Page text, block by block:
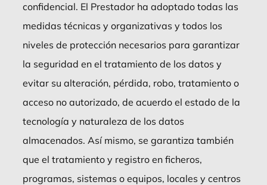
confidencial. El Prestador ha adoptado todas las
medidas técnicas y organizativas y todos los
niveles de protección necesarios para garantizar
la seguridad en el tratamiento de los datos y
evitar su alteración, pérdida, robo, tratamiento o
acceso no autorizado, de acuerdo el estado de la
tecnología y naturaleza de los datos
almacenados. Así mismo, se garantiza también
que el tratamiento y registro en ficheros,
programas, sistemas o equipos, locales y centros